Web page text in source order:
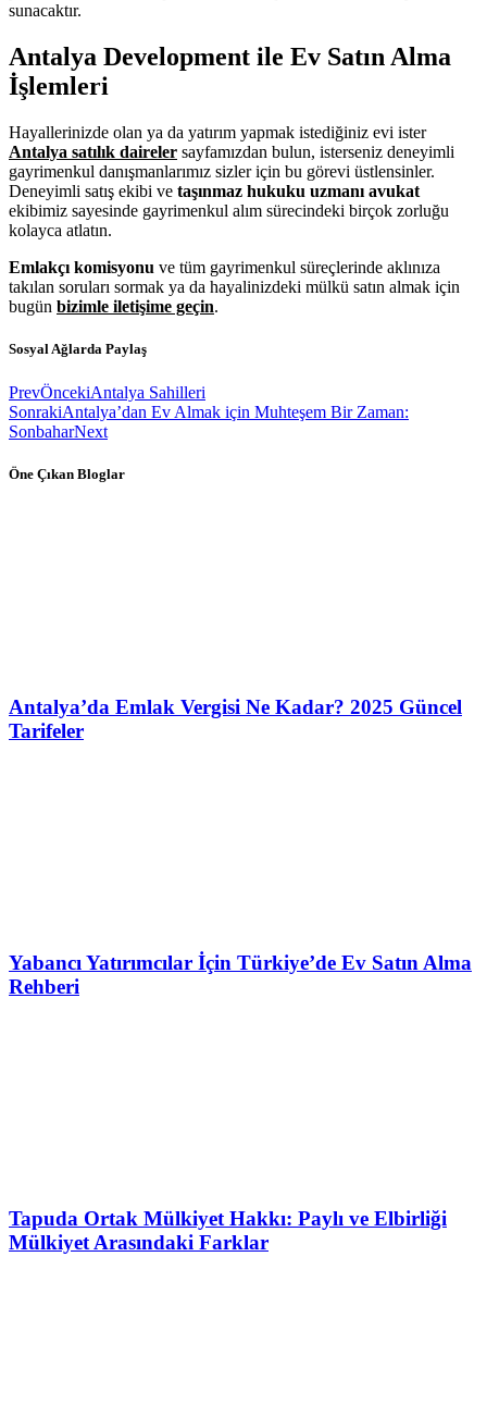
sunacaktır.
Antalya Development ile Ev Satın Alma
İşlemleri
Hayallerinizde olan ya da yatırım yapmak istediğiniz evi ister
Antalya satılık daireler sayfamızdan bulun, isterseniz deneyimli
gayrimenkul danışmanlarımız sizler için bu görevi üstlensinler.
Deneyimli satış ekibi ve taşınmaz hukuku uzmanı avukat
ekibimiz sayesinde gayrimenkul alım sürecindeki birçok zorluğu
kolayca atlatın.
Emlakçı komisyonu ve tüm gayrimenkul süreçlerinde aklınıza
takılan soruları sormak ya da hayalinizdeki mülkü satın almak için
bugün bizimle iletişime geçin.
Sosyal Ağlarda Paylaş
PrevÖncekiAntalya Sahilleri
SonrakiAntalya’dan Ev Almak için Muhteşem Bir Zaman:
SonbaharNext
Öne Çıkan Bloglar
Antalya’da Emlak Vergisi Ne Kadar? 2025 Güncel
Tarifeler
Yabancı Yatırımcılar İçin Türkiye’de Ev Satın Alma
Rehberi
Tapuda Ortak Mülkiyet Hakkı: Paylı ve Elbirliği
Mülkiyet Arasındaki Farklar